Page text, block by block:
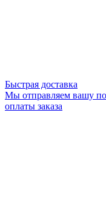
Быстрая доставка
Мы отправляем вашу
оплаты заказа